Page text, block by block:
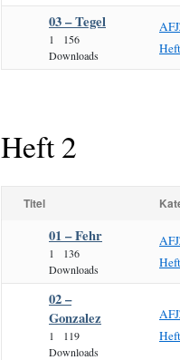
03 – Tegel
1
156
Downloads
Heft 2
Titel
01 – Fehr
1
136
Downloads
02 –
Gonzalez
1
119
Downloads